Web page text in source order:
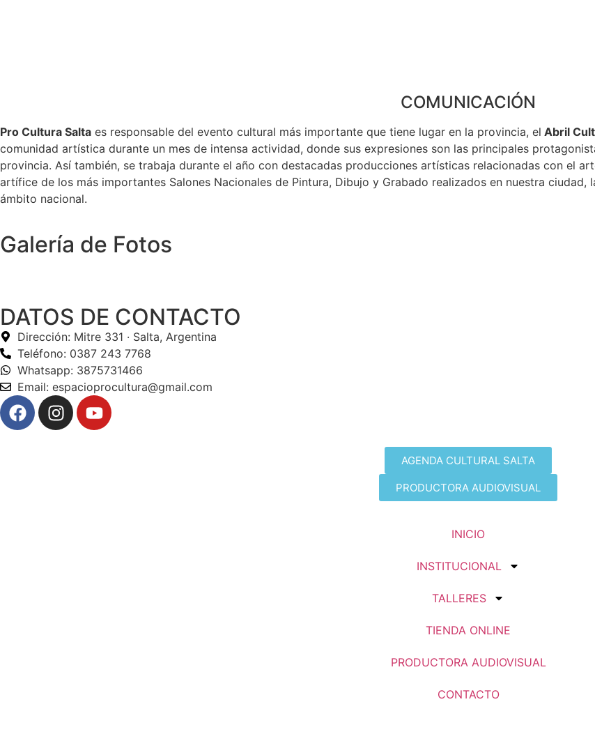
COMUNICACIÓN
Pro Cultura Salta es responsable del evento cultural más importante que tiene lugar en la provincia, el Abril
comunidad artística durante un mes de intensa actividad, donde sus expresiones son las principales
provincia. Así también, se trabaja durante el año con destacadas producciones artísticas relacionadas con el
artífice de los más importantes Salones Nacionales de Pintura, Dibujo y Grabado realizados en nuestra
ámbito nacional.
Galería de Fotos
DATOS DE CONTACTO
Dirección: Mitre 331 · Salta, Argentina
Teléfono: 0387 243 7768
Whatsapp: 3875731466
Email: espacioprocultura@gmail.com
AGENDA CULTURAL SALTA
PRODUCTORA AUDIOVISUAL
INICIO
INSTITUCIONAL
TALLERES
TIENDA ONLINE
PRODUCTORA AUDIOVISUAL
CONTACTO